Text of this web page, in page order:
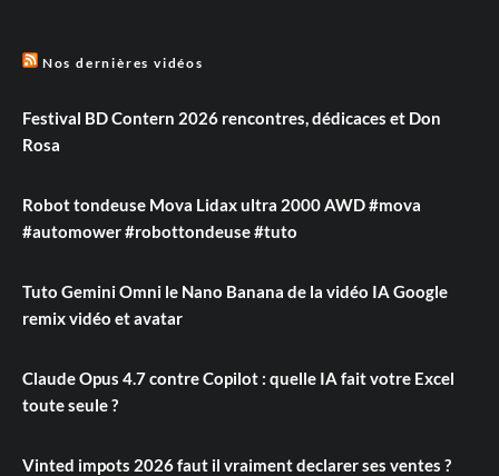
Nos dernières vidéos
Festival BD Contern 2026 rencontres, dédicaces et Don
Rosa
Robot tondeuse Mova Lidax ultra 2000 AWD #mova
#automower #robottondeuse #tuto
Tuto Gemini Omni le Nano Banana de la vidéo IA Google
remix vidéo et avatar
Claude Opus 4.7 contre Copilot : quelle IA fait votre Excel
toute seule ?
Vinted impots 2026 faut il vraiment declarer ses ventes ?